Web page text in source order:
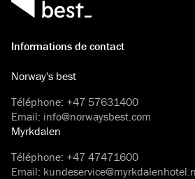
Informations de contact
Norway's best
Téléphone: +47 57631400
Email: info@norwaysbest.com
Myrkdalen
Téléphone: +47 47471600
Email: